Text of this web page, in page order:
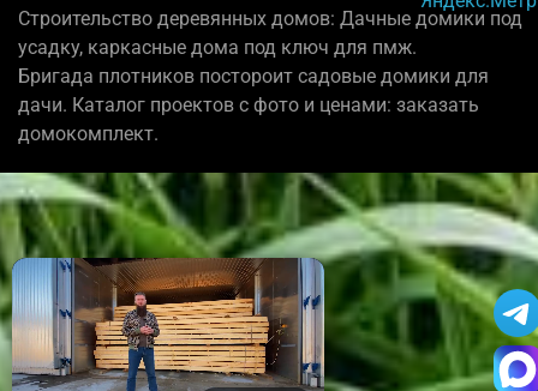
Строительство деревянных домов: Дачные домики под
усадку, каркасные дома под ключ для пмж.
Бригада плотников постороит садовые домики для
дачи. Каталог проектов с фото и ценами: заказать
домокомплект.